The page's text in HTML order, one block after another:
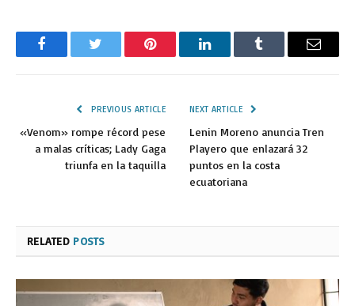
FacebookTwitter Pinterest LinkedInTumblr Email
PREVIOUS ARTICLE
«Venom» rompe récord pese
a malas críticas; Lady Gaga
triunfa en la taquilla
NEXT ARTICLE
Lenin Moreno anuncia Tren
Playero que enlazará 32
puntos en la costa
ecuatoriana
RELATED POSTS